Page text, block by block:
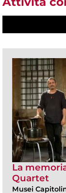
La
Quartet
Musei